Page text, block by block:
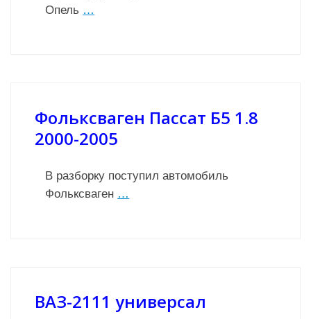
Опель …
Фольксваген Пассат Б5 1.8
2000-2005
В разборку поступил автомобиль
Фольксваген …
ВАЗ-2111 универсал